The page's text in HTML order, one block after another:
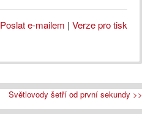
Poslat e-mailem | Verze pro tisk
Světlovody šetří od první sekundy >>